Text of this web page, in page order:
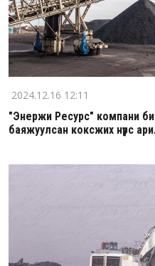
2024.12.16 12:11
"Энержи Ресурс" компани
баяжуулсан коксжих нүүрс